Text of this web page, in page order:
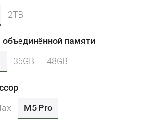
2TB
памяти
36GB 48GB
M5 Pro